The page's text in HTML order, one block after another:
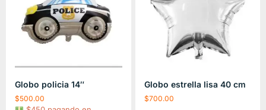
Globo policia 14″
$500.00
Globo estrella lisa 40 cm
$700.00